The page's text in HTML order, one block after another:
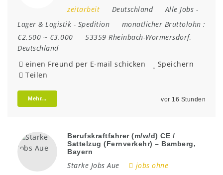
zeitarbeit
Deutschland Alle Jobs -
Lager & Logistik - Spedition
monatlicher Bruttolohn :
€2.500 ~ €3.000
53359 Rheinbach-Wormersdorf,
Deutschland
einen Freund per E-mail schicken
Speichern
Teilen
Mehr... vor 16 Stunden
Berufskraftfahrer (m/w/d) CE /
Sattelzug (Fernverkehr) – Bamberg,
Bayern
Starke Jobs Aue
jobs ohne